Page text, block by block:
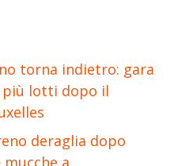
torna indietro: gara
più lotti dopo il
deraglia dopo
a